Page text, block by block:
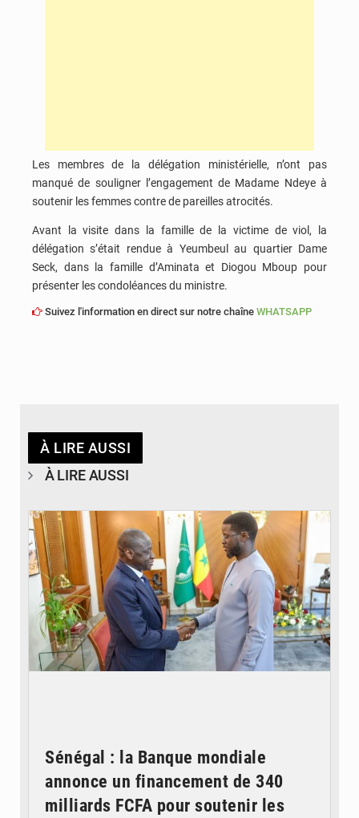
Les membres de la délégation ministérielle, n’ont pas
manqué de souligner l’engagement de Madame Ndeye à
soutenir les femmes contre de pareilles atrocités.
Avant la visite dans la famille de la victime de viol, la
délégation s’était rendue à Yeumbeul au quartier Dame
Seck, dans la famille d’Aminata et Diogou Mboup pour
présenter les condoléances du ministre.
Suivez l'information en direct sur notre chaîne WHATSAPP
À LIRE AUSSI
À LIRE AUSSI
Sénégal : la Banque mondiale
annonce un financement de 340
milliards FCFA pour soutenir les